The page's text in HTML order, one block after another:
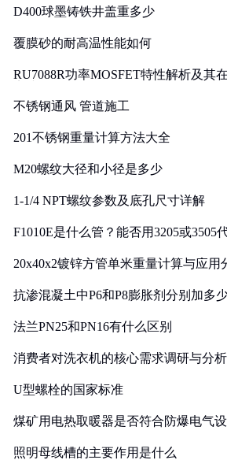
D400球墨铸铁井盖重多少
覆膜砂的耐高温性能如何
RU7088R功率MOSFET特性解析及其
不锈钢通风 管道施工
201不锈钢重量计算方法大全
M20螺纹大径和小径是多少
1-1/4 NPT螺纹参数及底孔尺寸详解
F1010E是什么管？能否用3205或3505
20x40x2镀锌方管单米重量计算与应用
抗渗混凝土中P6和P8膨胀剂分别加多
法兰PN25和PN16有什么区别
消费者对洗衣机的核心需求调研与分析
U型螺栓的国家标准
煤矿用电热取暖器是否符合防爆电气
照明母线槽的主要作用是什么